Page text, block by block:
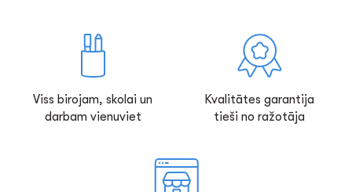
Viss birojam, skolai un
darbam vienuviet
Kvalitātes garantija
tieši no ražotāja